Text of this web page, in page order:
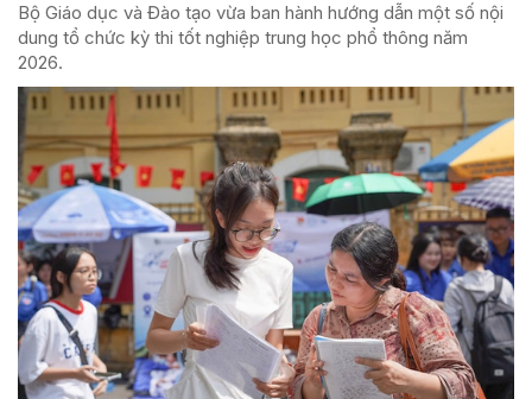
Bộ Giáo dục và Đào tạo vừa ban hành hướng dẫn một số nội
dung tổ chức kỳ thi tốt nghiệp trung học phổ thông năm
2026.